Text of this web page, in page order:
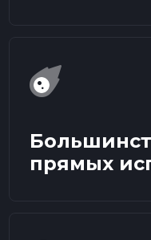
прямых